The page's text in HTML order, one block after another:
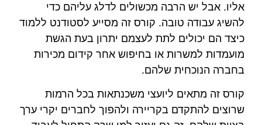
אליו. אבל יש הרבה מכשולים לדלג עליהם כדי
להשיג עבודה טובה. קורס זה מסייע לסטודנט ללמוד
כיצד הם יכולים לתת לעצמם יתרון בעת הגשת
מועמדות למשרות או בחיפוש אחר קידום מכירות
בחברה הנוכחית שלהם.
קורס זה מתאים ליועצי משכנתאות בכל הרמות
שרוצים להתקדם בקריירה ולהפוך לחברים יקרי ערך